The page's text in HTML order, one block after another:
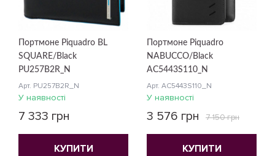
Портмоне Piquadro BL
SQUARE/Black
PU257B2R_N
Арт. PU257B2R_N
У наявності
7 333 грн
КУПИТИ
Портмоне Piquadro
NABUCCO/Black
AC5443S110_N
Арт. AC5443S110_N
У наявності
3 576 грн 7 150 грн
КУПИТИ